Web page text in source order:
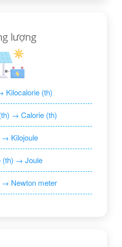
lượng
Kilocalorie (th)
→ Calorie (th)
→ Kilojoule
(th) → Joule
→ Newton meter